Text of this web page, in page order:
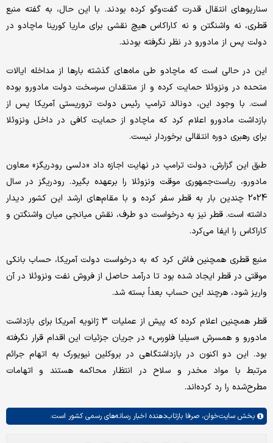
سناریوهای انتقال قدرت گفت‌وگو کرده بودند. با این حال، به گفته منبع
قطری، نه واشنگتن و نه کاراکاس هیچ نقشی برای ماریا کورینا ماچادو در
دولت پس از مادورو در نظر نگرفته بودند.
این در حالی است که ماچادو طی ماه‌های گذشته بارها از مداخله ایالات
متحده در ونزوئلا حمایت کرده و از منتقدان سرسخت دولت مادورو بوده
است. با وجود این، دونالد ترامپ رئیس دولت تروریستی آمریکا پس از
بازداشت مادورو اعلام کرد که ماچادو از حمایت کافی در داخل ونزوئلا
برای رهبری دوره انتقالی برخوردار نیست.
طبق این گزارش، دولت ترامپ در نهایت اجازه داد «دلسی رودریگز» معاون
مادورو، ریاست‌جمهوری موقت ونزوئلا را برعهده بگیرد. رودریگز در سال
2024 چندین بار به قطر سفر کرده و با مقام‌های ارشد این کشور دیدار
داشته است. قطر نیز به درخواست دو طرف، نقش میانجی میان واشنگتن و
کاراکاس را ایفا می‌کرد.
منبع قطری همچنین فاش کرد که به درخواست دولت آمریکا، حساب بانکی
موقتی در قطر ایجاد شده بود تا درآمد حاصل از فروش نفت ونزوئلا در آن
واریز شود، هرچند این حساب بعداً بسته شد.
قطر همچنین اعلام کرده که پیش از عملیات 3 ژانویه آمریکا برای بازداشت
مادورو و همسرش «سیلیا فلورس» در جریان جزئیات این اقدام قرار نگرفته
بود. این دو اکنون در بازداشتگاهی در بروکلین نیویورک به اتهام جرائم
مرتبط با مواد مخدر و سلاح در انتظار محاکمه هستند و اتهامات
مطرح‌شده را رد کرده‌اند.
بخش سایت‌خوان، صرفا بازتاب‌دهنده اخبار رسانه‌های رسمی کشور است.